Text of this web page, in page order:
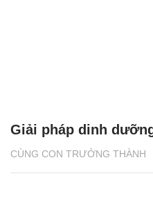
CÙNG CON TRƯỞNG THÀNH
Giải pháp dinh